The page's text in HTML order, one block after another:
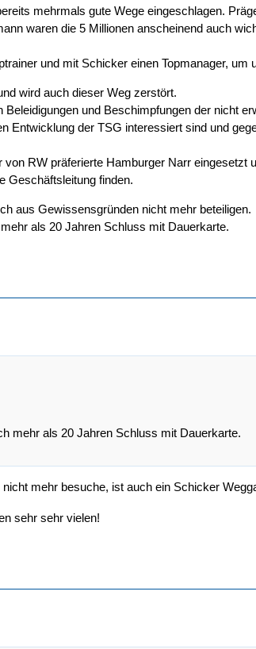
mehrmals gute Wege eingeschlagen.
waren die 5 Millionen anscheinend auch
und mit Schicker einen Topmanager, um
wird auch dieser Weg zerstört.
und Beschimpfungen der nicht
Entwicklung der TSG interessiert sind und
RW präferierte Hamburger Narr
Geschäftsleitung finden.
aus Gewissensgründen nicht mehr beteiligen.
als 20 Jahren Schluss mit Dauerkarte.
mehr als 20 Jahren Schluss mit Dauerkarte.
mehr besuche, ist auch ein Schicker
sehr sehr vielen!